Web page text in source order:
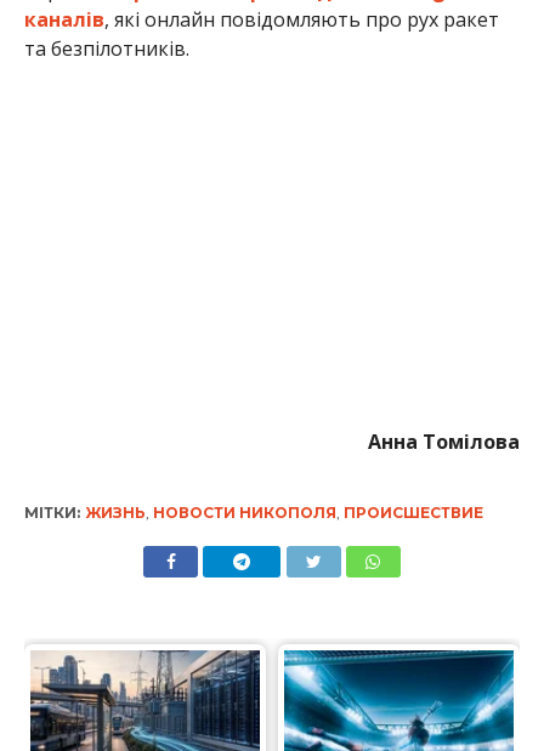
каналів, які онлайн повідомляють про рух ракет
та безпілотників.
Анна Томілова
МІТКИ: ЖИЗНЬ НОВОСТИ НИКОПОЛЯ ПРОИСШЕСТВИЕ